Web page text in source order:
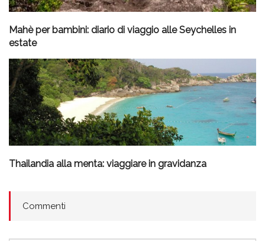
Mahè per bambini: diario di viaggio alle Seychelles in
estate
Thailandia alla menta: viaggiare in gravidanza
Commenti